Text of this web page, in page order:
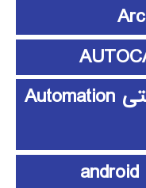
آموزش اتوماسیون صنعتی Automation